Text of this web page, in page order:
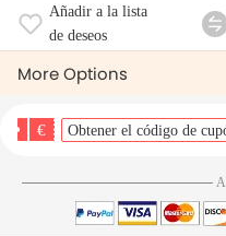
Añadir a la lista
de deseos
More Options
€ Obtener el código de